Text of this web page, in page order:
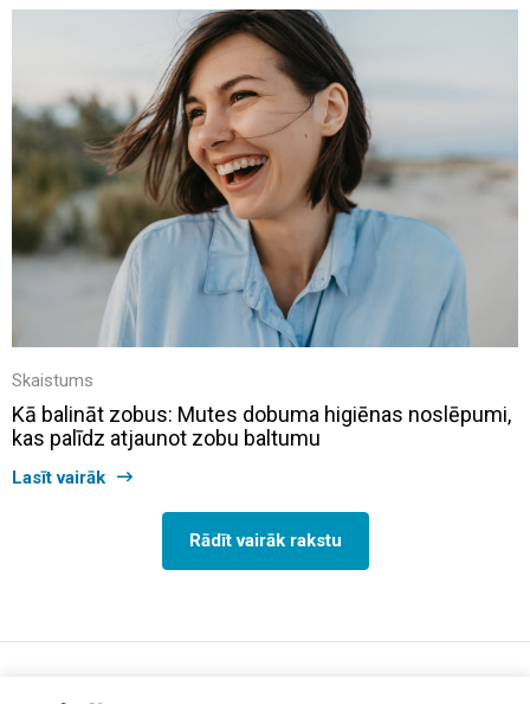
Skaistums
Kā balināt zobus: Mutes dobuma higiēnas noslēpumi,
kas palīdz atjaunot zobu baltumu
Lasīt vairāk
Rādīt vairāk rakstu